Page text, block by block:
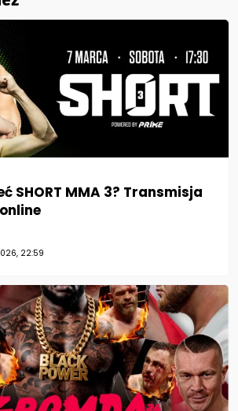
SHORT MMA 3? Transmisja
22:59